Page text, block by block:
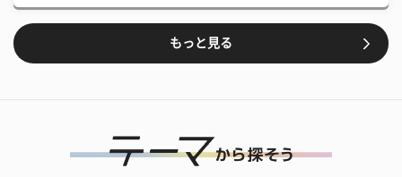
もっと見る